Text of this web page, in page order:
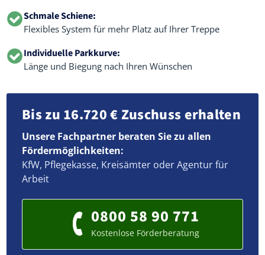
Schmale Schiene:
Flexibles System für mehr Platz auf Ihrer Treppe
Individuelle Parkkurve:
Länge und Biegung nach Ihren Wünschen
Bis zu 16.720 € Zuschuss erhalten
Unsere Fachpartner beraten Sie zu allen
Fördermöglichkeiten:
KfW, Pflegekasse, Kreisämter oder Agentur für
Arbeit
0800 58 90 771
Kostenlose Förderberatung